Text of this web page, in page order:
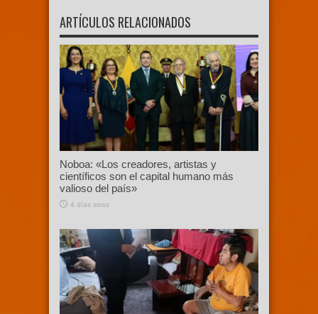
ARTÍCULOS RELACIONADOS
Noboa: «Los creadores, artistas y
científicos son el capital humano más
valioso del país»
4 días atras